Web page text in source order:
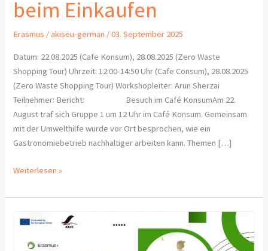
beim Einkaufen
Erasmus /akiseu-german /03. September 2025
Datum: 22.08.2025 (Cafe Konsum), 28.08.2025 (Zero Waste
Shopping Tour) Uhrzeit: 12:00-14:50 Uhr (Cafe Consum), 28.08.2025
(Zero Waste Shopping Tour) Workshopleiter: Arun Sherzai
Teilnehmer: Bericht: Besuch im Café KonsumAm 22.
August traf sich Gruppe 1 um 12 Uhr im Café Konsum. Gemeinsam
mit der Umwelthilfe wurde vor Ort besprochen, wie ein
Gastronomiebetrieb nachhaltiger arbeiten kann. Themen […]
Weiterlesen »